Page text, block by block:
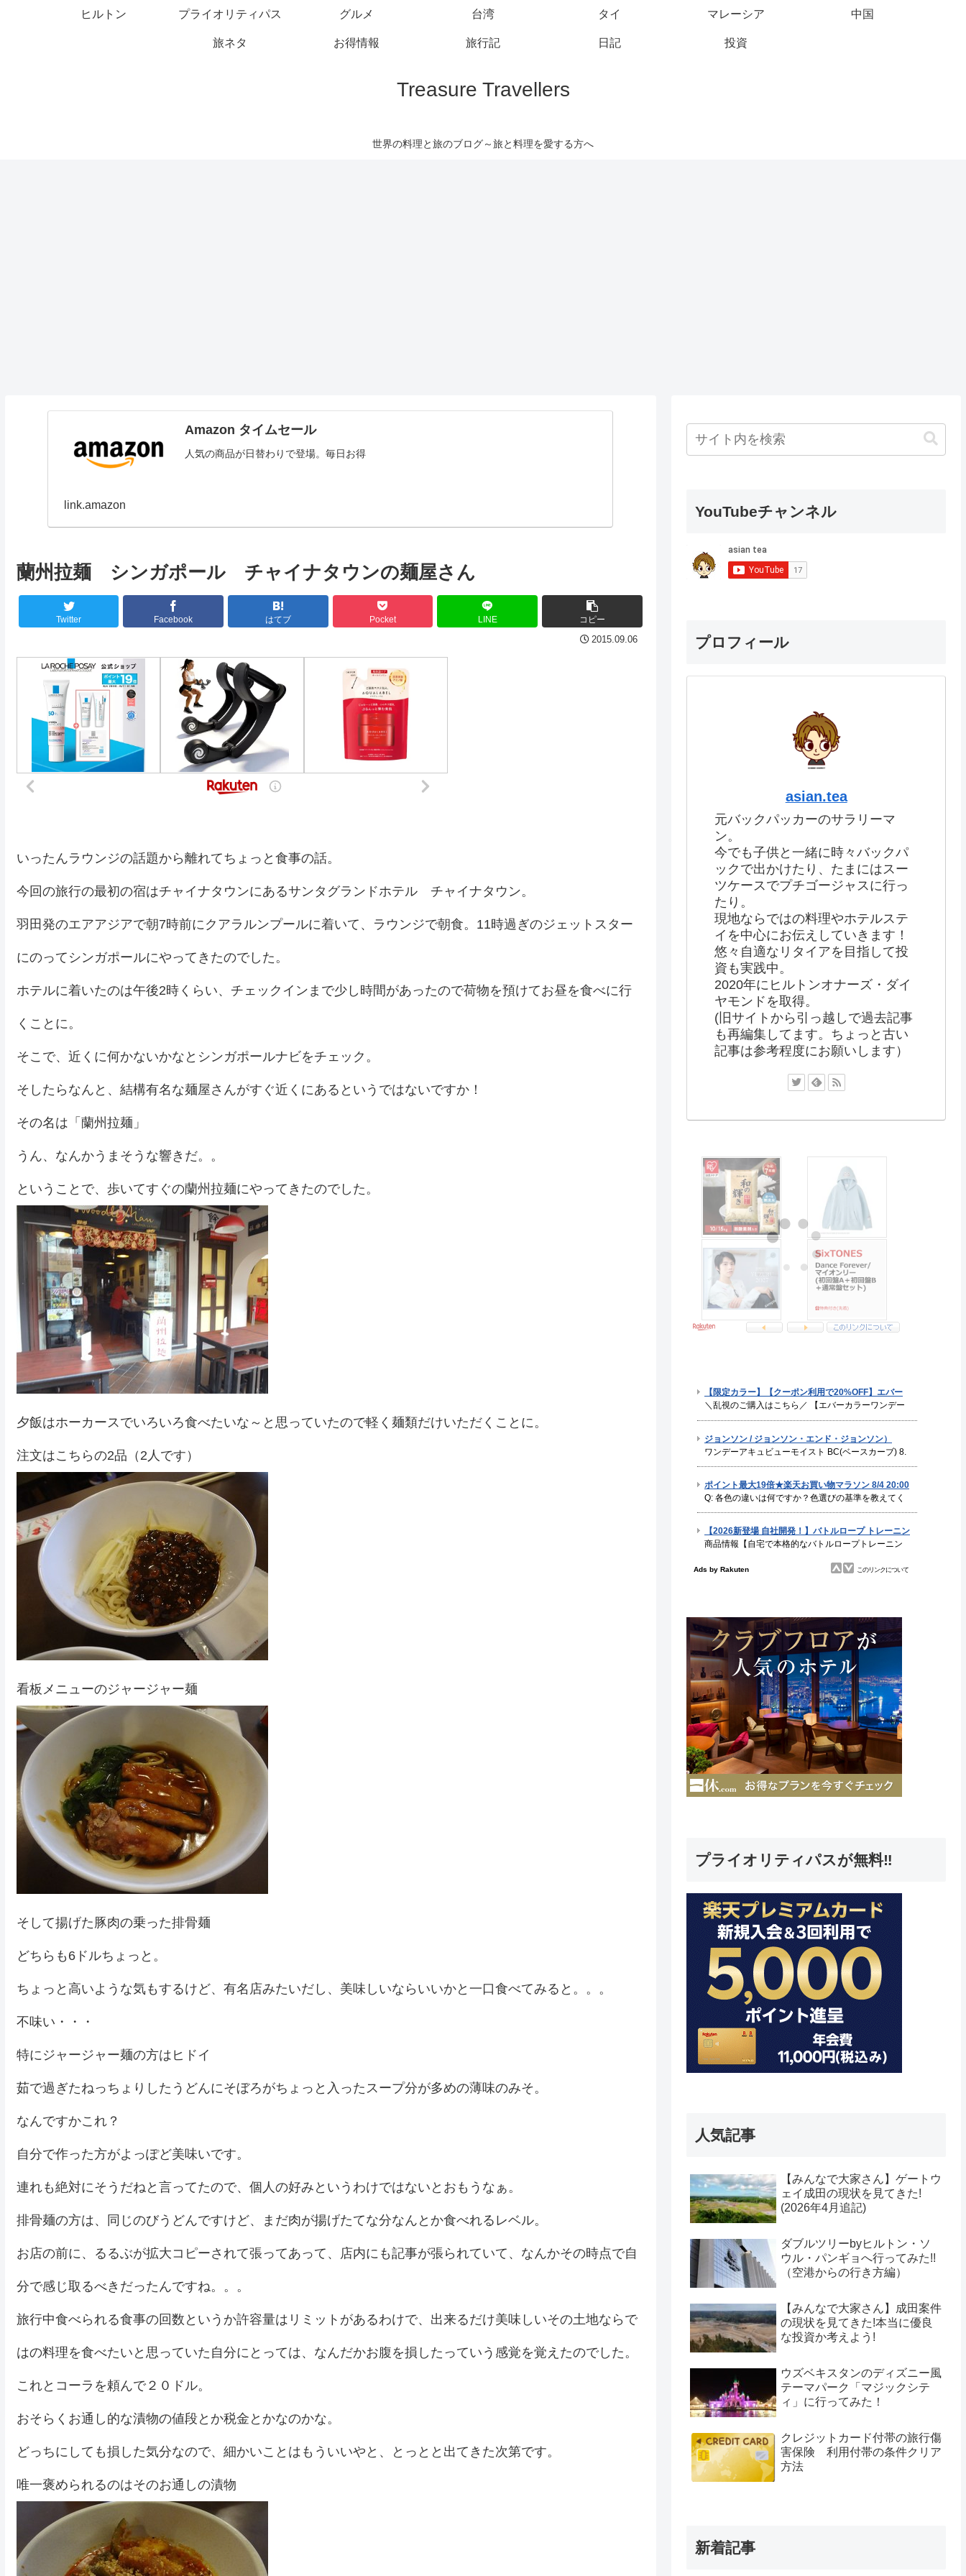
Treasure Travellers
世界の料理と旅のブログ～旅と料理を愛する方へ
ヒルトン プライオリティパス グルメ 台湾 タイ マレーシア 中国
旅ネタ お得情報 旅行記 日記 投資
Amazon タイムセール
人気の商品が日替わりで登場。毎日お得
link.amazon
蘭州拉麺 シンガポール チャイナタウンの麺屋さん
Twitter Facebook はてブ Pocket LINE コピー
2015.09.06
いったんラウンジの話題から離れてちょっと食事の話。
今回の旅行の最初の宿はチャイナタウンにあるサンタグランドホテル チャイナタウン。
羽田発のエアアジアで朝7時前にクアラルンプールに着いて、ラウンジで朝食。11時過ぎのジェットスター
にのってシンガポールにやってきたのでした。
ホテルに着いたのは午後2時くらい、チェックインまで少し時間があったので荷物を預けてお昼を食べに行
くことに。
そこで、近くに何かないかなとシンガポールナビをチェック。
そしたらなんと、結構有名な麺屋さんがすぐ近くにあるというではないですか！
その名は「蘭州拉麺」
うん、なんかうまそうな響きだ。。
ということで、歩いてすぐの蘭州拉麺にやってきたのでした。
夕飯はホーカースでいろいろ食べたいな～と思っていたので軽く麺類だけいただくことに。
注文はこちらの2品（2人です）
看板メニューのジャージャー麺
そして揚げた豚肉の乗った排骨麺
どちらも6ドルちょっと。
ちょっと高いような気もするけど、有名店みたいだし、美味しいならいいかと一口食べてみると。。。
不味い・・・
特にジャージャー麺の方はヒドイ
茹で過ぎたねっちょりしたうどんにそぼろがちょっと入ったスープ分が多めの薄味のみそ。
なんですかこれ？
自分で作った方がよっぽど美味いです。
連れも絶対にそうだねと言ってたので、個人の好みというわけではないとおもうなぁ。
排骨麺の方は、同じのびうどんですけど、まだ肉が揚げたてな分なんとか食べれるレベル。
お店の前に、るるぶが拡大コピーされて張ってあって、店内にも記事が張られていて、なんかその時点で自
分で感じ取るべきだったんですね。。。
旅行中食べられる食事の回数というか許容量はリミットがあるわけで、出来るだけ美味しいその土地ならで
はの料理を食べたいと思っていた自分にとっては、なんだかお腹を損したっていう感覚を覚えたのでした。
これとコーラを頼んで２０ドル。
おそらくお通し的な漬物の値段とか税金とかなのかな。
どっちにしても損した気分なので、細かいことはもういいやと、とっとと出てきた次第です。
唯一褒められるのはそのお通しの漬物
YouTubeチャンネル
プロフィール
asian.tea
元バックパッカーのサラリーマ
ン。
今でも子供と一緒に時々バックパ
ックで出かけたり、たまにはスー
ツケースでプチゴージャスに行っ
たり。
現地ならではの料理やホテルステ
イを中心にお伝えしていきます！
悠々自適なリタイアを目指して投
資も実践中。
2020年にヒルトンオナーズ・ダイ
ヤモンドを取得。
(旧サイトから引っ越しで過去記事
も再編集してます。ちょっと古い
記事は参考程度にお願いします）
プライオリティパスが無料‼
人気記事
【みんなで大家さん】ゲートウ
ェイ成田の現状を見てきた!
(2026年4月追記)
ダブルツリーbyヒルトン・ソ
ウル・パンギョへ行ってみた!!
（空港からの行き方編）
【みんなで大家さん】成田案件
の現状を見てきた!本当に優良
な投資か考えよう!
ウズベキスタンのディズニー風
テーマパーク「マジックシテ
ィ」に行ってみた！
クレジットカード付帯の旅行傷
害保険 利用付帯の条件クリア
方法
新着記事